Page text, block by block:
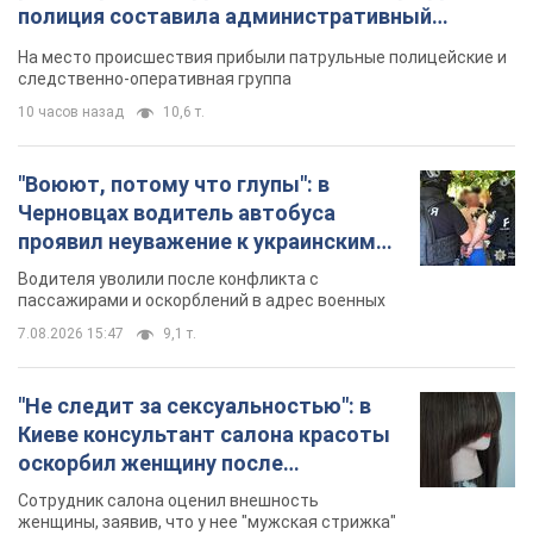
полиция составила административный
протокол. Видео
На место происшествия прибыли патрульные полицейские и
следственно-оперативная группа
10 часов назад 10,6 т.
"Воюют, потому что глупы": в
Черновцах водитель автобуса
проявил неуважение к украинским
военным и поплатился за это.
Видео
Водителя уволили после конфликта с
пассажирами и оскорблений в адрес военных
7.08.2026 15:47 9,1 т.
"Не следит за сексуальностью": в
Киеве консультант салона красоты
оскорбил женщину после
химиотерапии, разгорелся скандал.
Фото
Сотрудник салона оценил внешность
женщины, заявив, что у нее "мужская стрижка"